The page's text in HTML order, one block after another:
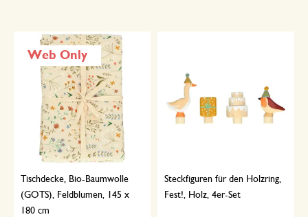
Web Only
Tischdecke, Bio-Baumwolle
(GOTS), Feldblumen, 145 x
180 cm
Steckfiguren für den Holzring,
Fest!, Holz, 4er-Set